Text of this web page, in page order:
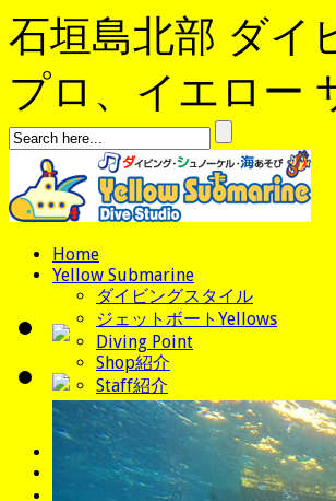
石垣島北部 ダイ
プロ、イエロー
Home
Yellow Submarine
ダイビングスタイル
ジェットボートYellows
Diving Point
Shop紹介
Staff紹介
アクセス
Stay
News
コース/料金